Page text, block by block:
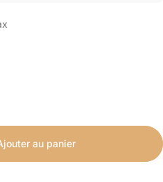
au panier